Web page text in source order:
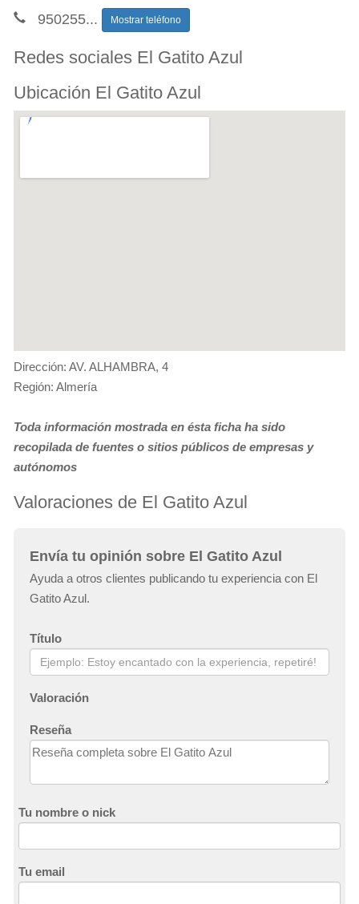
950255... Mostrar teléfono
Redes sociales El Gatito Azul
Ubicación El Gatito Azul
Dirección: AV. ALHAMBRA, 4
Región: Almería
Toda información mostrada en ésta ficha ha sido
recopilada de fuentes o sitios públicos de empresas y
autónomos
Valoraciones de El Gatito Azul
Envía tu opinión sobre El Gatito Azul
Ayuda a otros clientes publicando tu experiencia con El
Gatito Azul.
Título
Valoración
Reseña
Tu nombre o nick
Tu email